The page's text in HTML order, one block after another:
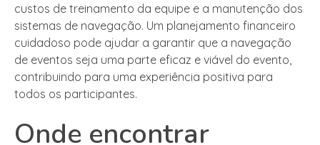
custos de treinamento da equipe e a manutenção dos
sistemas de navegação. Um planejamento financeiro
cuidadoso pode ajudar a garantir que a navegação
de eventos seja uma parte eficaz e viável do evento,
contribuindo para uma experiência positiva para
todos os participantes.
Onde encontrar